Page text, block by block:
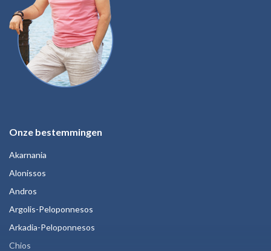
Onze bestemmingen
Akarnania
Alonissos
Andros
Argolis-Peloponnesos
Arkadia-Peloponnesos
Chios